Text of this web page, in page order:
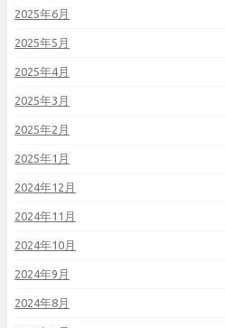
2025年6月
2025年5月
2025年4月
2025年3月
2025年2月
2025年1月
2024年12月
2024年11月
2024年10月
2024年9月
2024年8月